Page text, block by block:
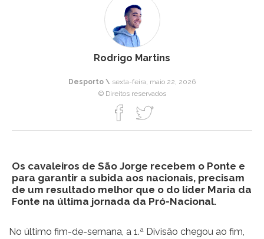
Rodrigo Martins
Desporto \ sexta-feira, maio 22, 2026
© Direitos reservados
Os cavaleiros de São Jorge recebem o Ponte e
para garantir a subida aos nacionais, precisam
de um resultado melhor que o do líder Maria da
Fonte na última jornada da Pró-Nacional.
No último fim-de-semana, a 1.ª Divisão chegou ao fim,